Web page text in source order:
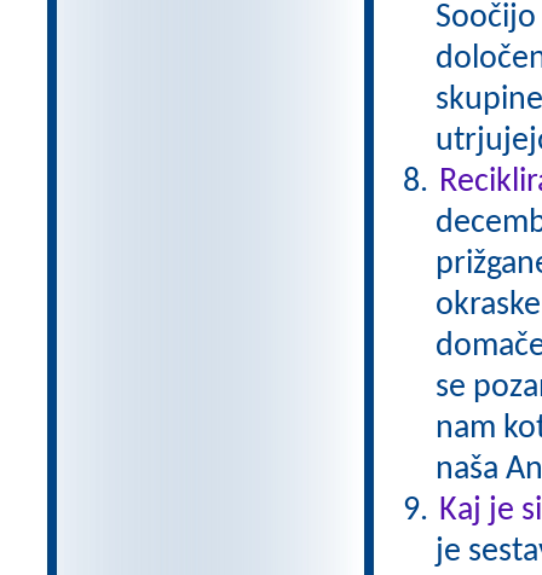
se
nam
naša
Kaj je
je